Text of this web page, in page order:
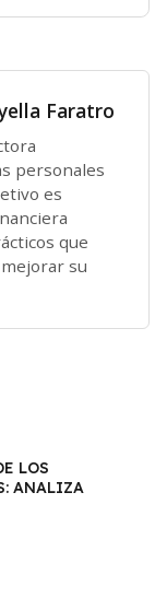
Faratro
personales
es
que
su
LOS
ANALIZA